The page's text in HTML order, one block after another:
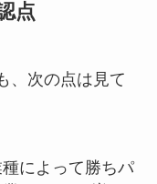
点
、次の点は見て
によって勝ちパ